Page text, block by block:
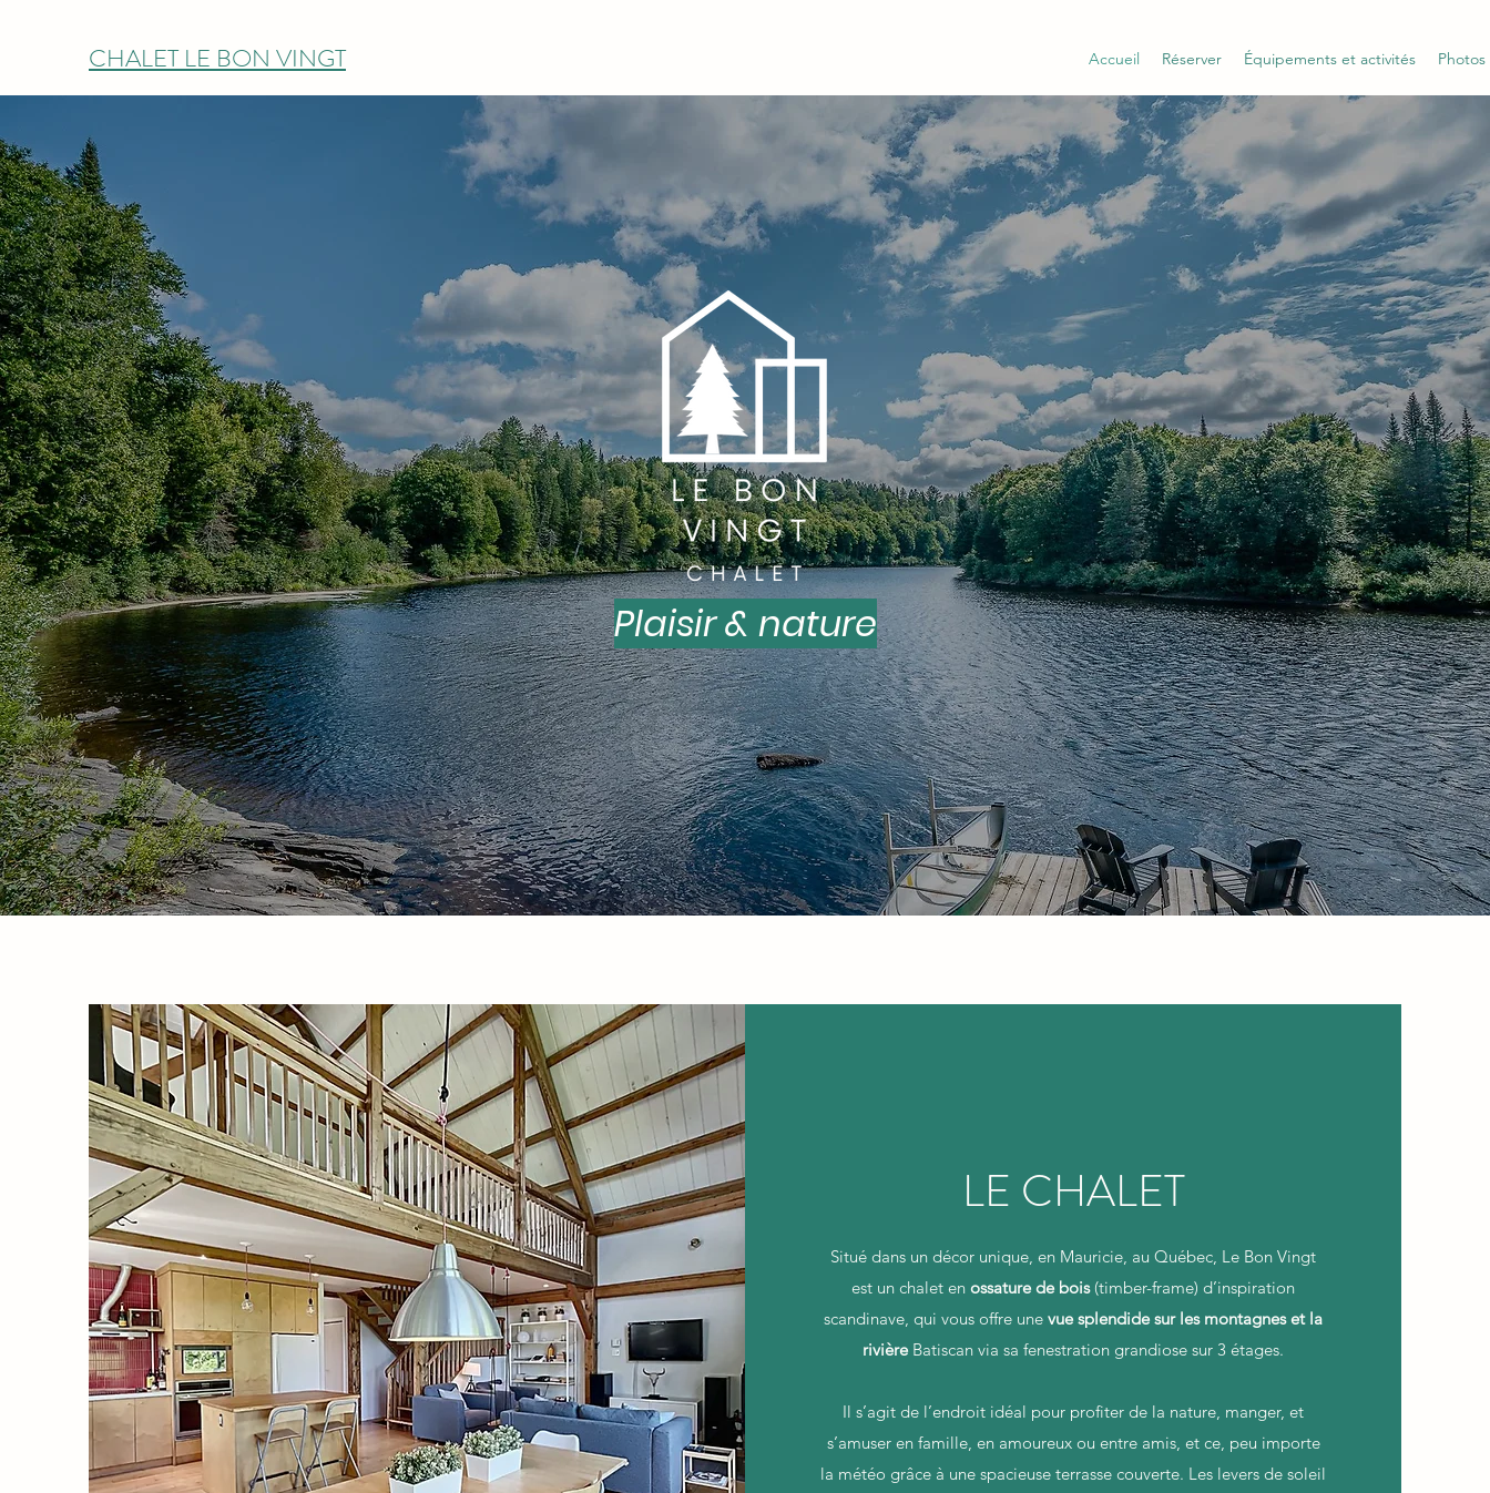
CHALET LE BON VINGT Accueil Réserver Équipements et activités Photos
Plaisir & nature
LE CHALET
Situé dans un décor unique, en Mauricie, au Québec, Le Bon Vingt
est un chalet en ossature de bois(timber-frame) d’inspiration
scandinave, qui vous offre une vue splendide sur les montagnes et la
rivièreBatiscan via sa fenestration grandiose sur 3 étages.
Il s’agit de l’endroit idéal pour profiter de la nature, manger, et
s’amuser en famille, en amoureux ou entre amis, et ce, peu importe
la météo grâce à une spacieuse terrasse couverte. Les levers de soleil